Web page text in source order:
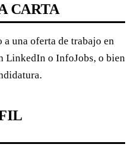
CARTA
a una oferta de trabajo en
LinkedIn o InfoJobs, o bien